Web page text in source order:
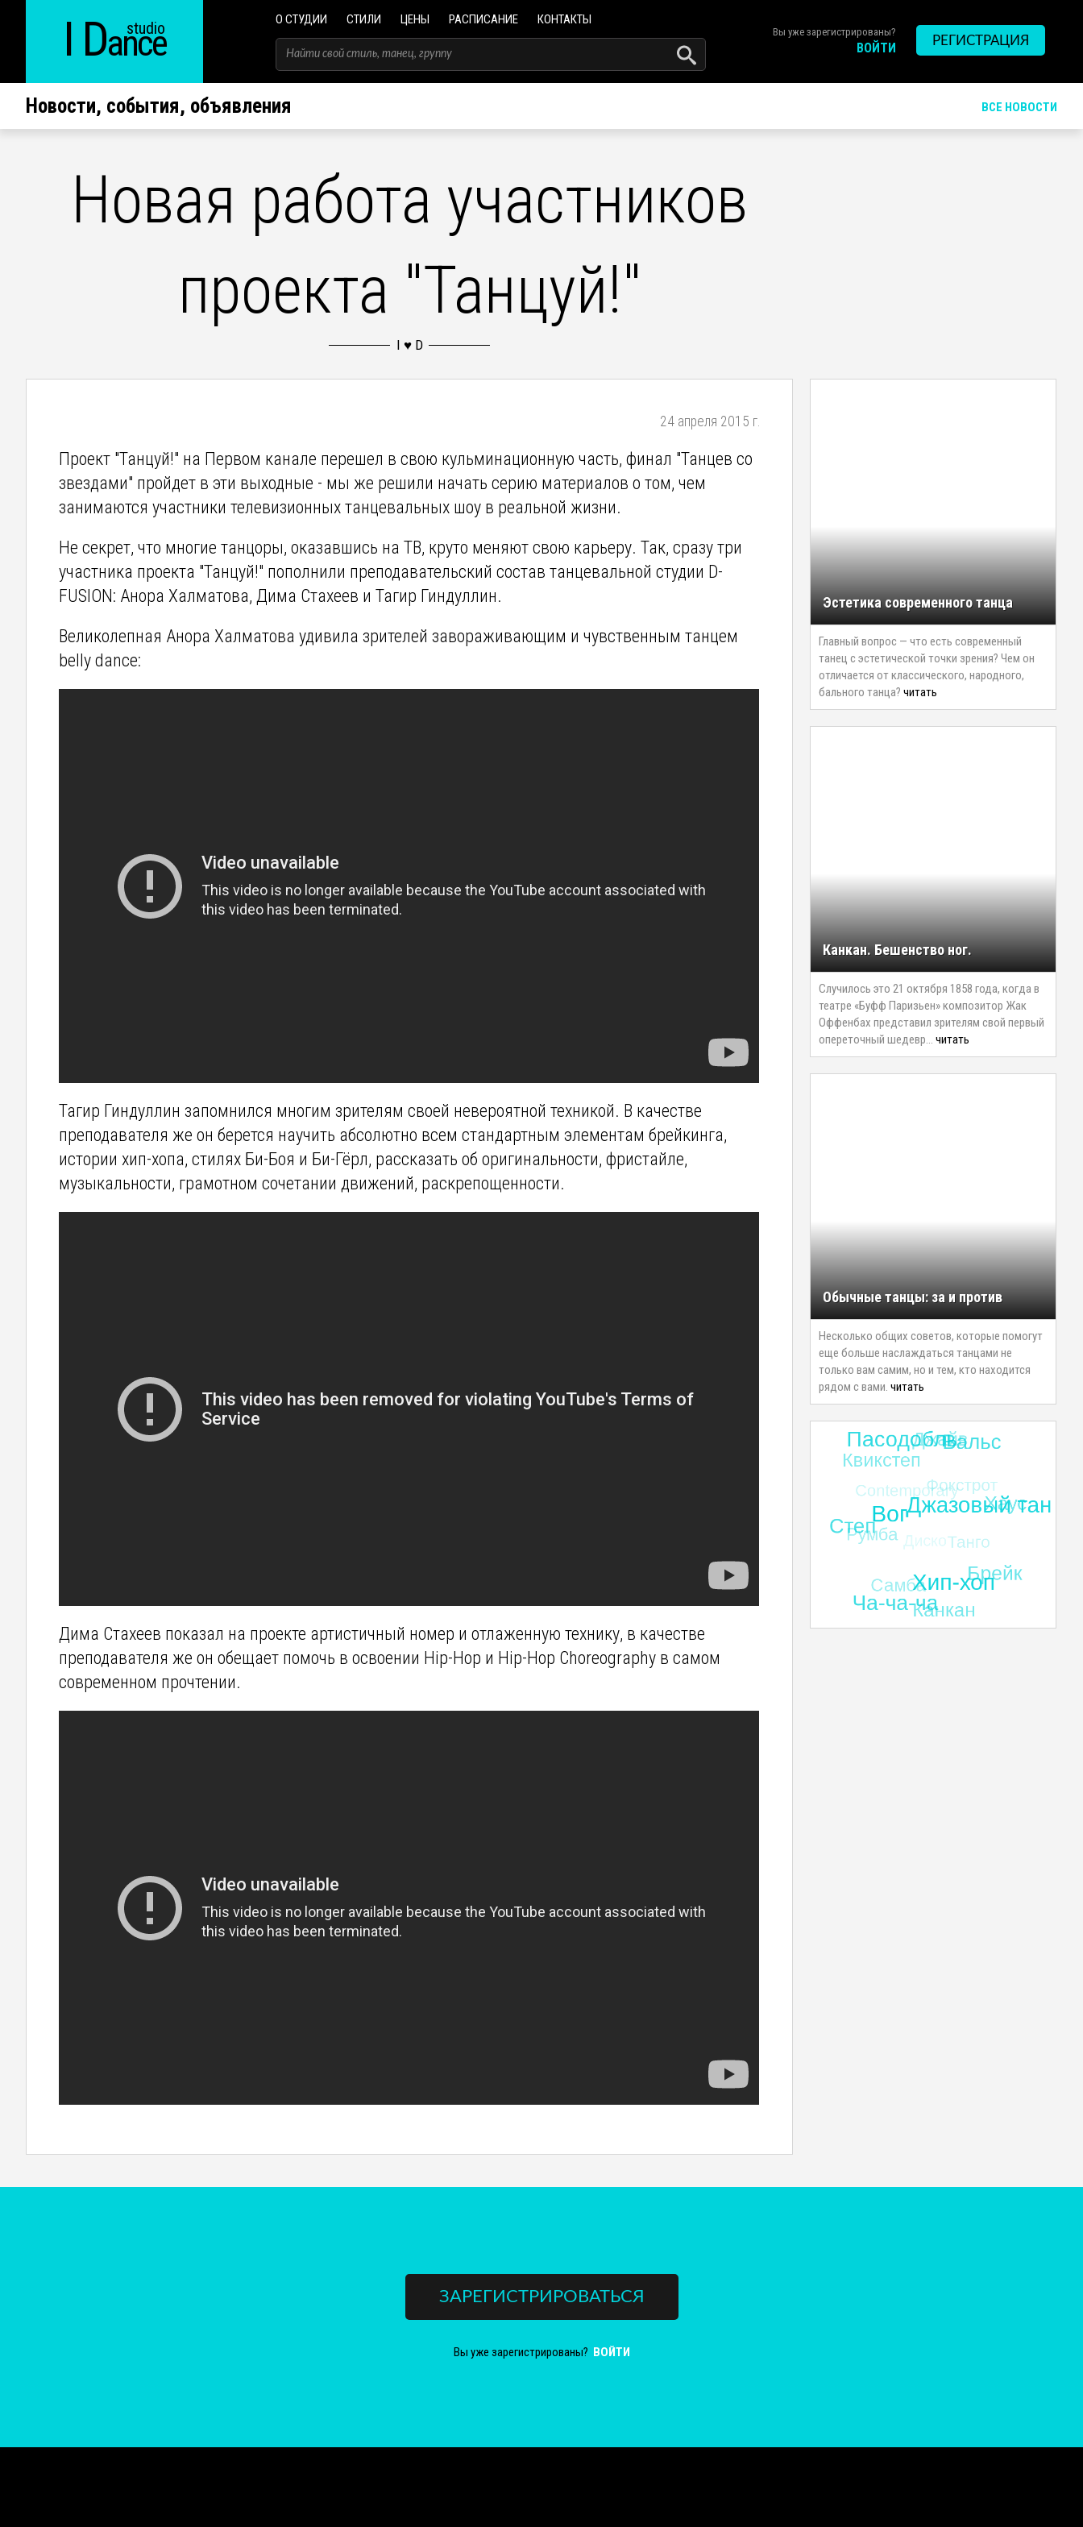
I Dance
studio О СТУДИИ СТИЛИ ЦЕНЫ РАСПИСАНИЕ КОНТАКТЫ
Вы уже зарегистрированы?
ВОЙТИ РЕГИСТРАЦИЯ
Новости, события, объявления ВСЕ НОВОСТИ
Новая работа участников
проекта "Танцуй!"
24 апреля 2015 г.
Проект "Танцуй!" на Первом канале перешел в свою кульминационную часть, финал "Танцев со
звездами" пройдет в эти выходные - мы же решили начать серию материалов о том, чем
занимаются участники телевизионных танцевальных шоу в реальной жизни.
Не секрет, что многие танцоры, оказавшись на ТВ, круто меняют свою карьеру. Так, сразу три
участника проекта "Танцуй!" пополнили преподавательский состав танцевальной студии D-
FUSION: Анора Халматова, Дима Стахеев и Тагир Гиндуллин.
Великолепная Анора Халматова удивила зрителей завораживающим и чувственным танцем
belly dance:
Тагир Гиндуллин запомнился многим зрителям своей невероятной техникой. В качестве
преподавателя же он берется научить абсолютно всем стандартным элементам брейкинга,
истории хип-хопа, cтилях Би-Боя и Би-Гёрл, рассказать об оригинальности, фристайле,
музыкальности, грамотном сочетании движений, раскрепощенности.
Дима Стахеев показал на проекте артистичный номер и отлаженную технику, в качестве
преподавателя же он обещает помочь в освоении Hip-Hop и Hip-Hop Choreography в самом
современном прочтении.
Эстетика современного танца
Главный вопрос — что есть современный
танец с эстетической точки зрения? Чем он
отличается от классического, народного,
бального танца? читать
Канкан. Бешенство ног.
Случилось это 21 октября 1858 года, когда в
театре «Буфф Паризьен» композитор Жак
Оффенбах представил зрителям свой первый
опереточный шедевр… читать
Обычные танцы: за и против
Несколько общих советов, которые помогут
еще больше наслаждаться танцами не
только вам самим, но и тем, кто находится
рядом с вами. читать
ЗАРЕГИСТРИРОВАТЬСЯ
Вы уже зарегистрированы? ВОЙТИ